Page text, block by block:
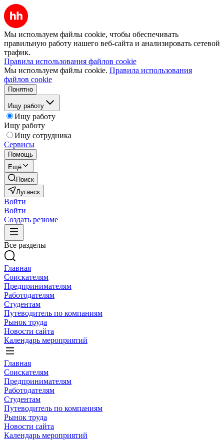
Мы используем файлы cookie, чтобы обеспечивать
правильную работу нашего веб-сайта и анализировать сетевой
трафик.
Правила использования файлов cookie
Мы используем файлы cookie. Правила использования
файлов cookie
Понятно
Ищу работу
Ищу работу
Ищу работу
Ищу сотрудника
Сервисы
Помощь
Ещё
Поиск
Луганск
Войти
Войти
Создать резюме
Все разделы
Главная
Соискателям
Предпринимателям
Работодателям
Студентам
Путеводитель по компаниям
Рынок труда
Новости сайта
Календарь мероприятий
Главная
Соискателям
Предпринимателям
Работодателям
Студентам
Путеводитель по компаниям
Рынок труда
Новости сайта
Календарь мероприятий